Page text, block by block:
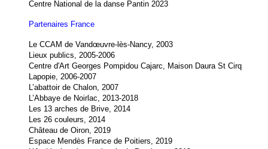
Centre National de la danse Pantin 2023
Partenaires France
Le CCAM de Vandœuvre-lès-Nancy, 2003
Lieux publics, 2005-2006
Centre d'Art Georges Pompidou Cajarc, Maison Daura St Cirq
Lapopie, 2006-2007
L’abattoir de Chalon, 2007
L’Abbaye de Noirlac, 2013-2018
Les 13 arches de Brive, 2014
Les 26 couleurs, 2014
Château de Oiron, 2019
Espace Mendès France de Poitiers, 2019